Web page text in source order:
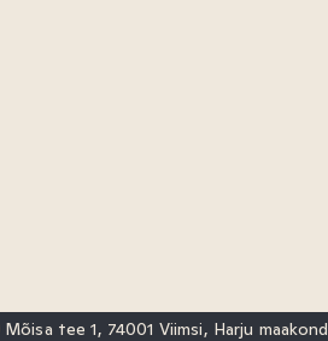
Mõisa tee 1, 74001 Viimsi, Harju maakond